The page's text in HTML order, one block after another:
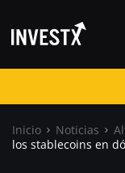
Inicio Noticias
los stablecoins en